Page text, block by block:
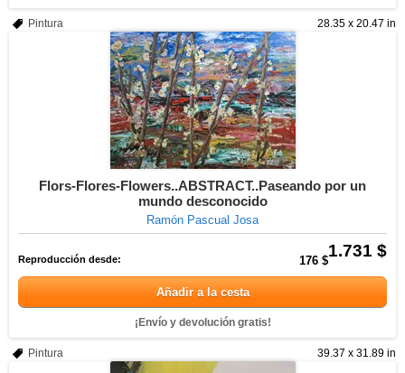
28.35 x 20.47 in
Pintura
Flors-Flores-Flowers..ABSTRACT..Paseando por un
mundo desconocido
Ramón Pascual Josa
1.731 $
Reproducción desde: 176 $
Añadir a la cesta
¡Envío y devolución gratis!
39.37 x 31.89 in
Pintura